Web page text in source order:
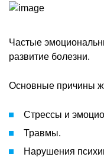
Частые
развитие болезни.
Основные причины
Стрессы и
Травмы.
Нарушения